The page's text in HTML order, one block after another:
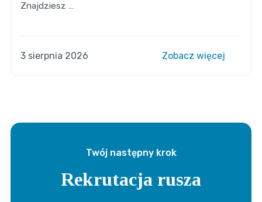
Znajdziesz …
3 sierpnia 2026 Zobacz więcej
Twój następny krok
Rekrutacja rusza